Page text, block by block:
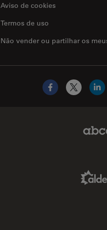
Aviso de cookies
Não vender ou partilhar os
Termos de uso
Facebook
X